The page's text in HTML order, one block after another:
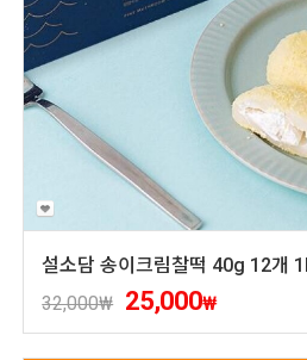
설소담 송이크림찰떡 40g 12개
32,000₩ 25,000₩